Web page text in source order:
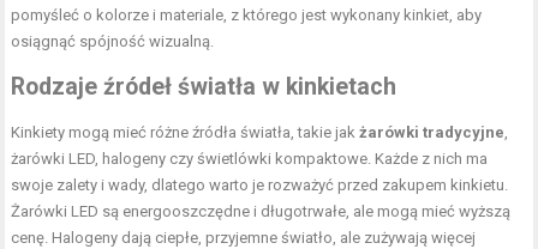
pomyśleć o kolorze i materiale, z którego jest wykonany kinkiet, aby
osiągnąć spójność wizualną.
Rodzaje źródeł światła w kinkietach
Kinkiety mogą mieć różne źródła światła, takie jakżarówki tradycyjne,
żarówki LED, halogeny czy świetlówki kompaktowe. Każde z nich ma
swoje zalety i wady, dlatego warto je rozważyć przed zakupem kinkietu.
Żarówki LED są energooszczędne i długotrwałe, ale mogą mieć wyższą
cenę. Halogeny dają ciepłe, przyjemne światło, ale zużywają więcej